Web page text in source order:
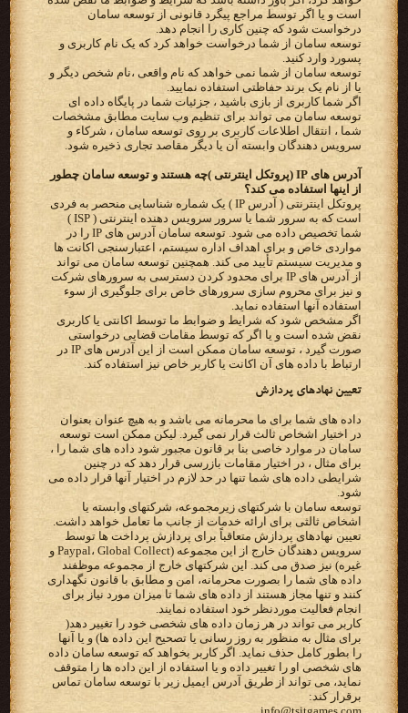
است و یا اگر توسط مراجع پیگرد قانونی از توسعه سامان
درخواست شود که چنین کاری را انجام دهد.
توسعه سامان از شما درخواست خواهد کرد که یک نام کاربری و
پسورد وارد کنید.
توسعه سامان از شما نمی خواهد که نام واقعی ،نام شخص دیگر و
یا از نام یک برند حفاظتی استفاده نمایید.
اگر شما کاربری از بازی باشید ، جزئیات شما در پایگاه داده ای
توسعه سامان می تواند برای تنظیم وب سایت مطابق مشخصات
شما ، انتقال اطلاعات کاربری بر روی توسعه سامان ، شرکاء و
سرویس دهندگان وابسته آن یا دیگر مقاصد تجاری ذخیره شود.
آدرس های IP (پروتکل اینترنتی )چه هستند و توسعه سامان چطور
از اینها استفاده می کند؟
پروتکل اینترنتی ( آدرس IP ) یک شماره شناسایی منحصر به فردی
است که به سرور شما یا سرور سرویس دهنده اینترنتی ( ISP )
شما تخصیص داده می شود. توسعه سامان آدرس های IP را در
مواردی خاص و برای اهداف اداره سیستم، اعتبارسنجی اکانت ها
و مدیریت سیستم تأیید می کند. همچنین توسعه سامان می تواند
از آدرس های IP برای محدود کردن دسترسی به سرورهای شرکت
و نیز برای محروم سازی سرورهای خاص برای جلوگیری از سوء
استفاده آنها استفاده نماید.
اگر مشخص شود که شرایط و ضوابط ما توسط اکانتی یا کاربری
نقض شده است و یا اگر که توسط مقامات قضایی درخواستی
صورت گیرد ، توسعه سامان ممکن است از این آدرس های IP در
ارتباط با داده های آن اکانت یا کاربر خاص نیز استفاده کند.
تعیین نهادهای پردازش
داده های شما برای ما محرمانه می باشد و به هیچ عنوان بعنوان
در اختیار اشخاص ثالث قرار نمی گیرد. لیکن ممکن است توسعه
سامان در موارد خاصی بنا بر قانون مجبور شود داده های شما را ،
برای مثال ، در اختیار مقامات بازرسی قرار دهد که در چنین
شرایطی داده های شما تنها در حد لازم در اختیار آنها قرار داده می
شود.
توسعه سامان با شرکتهای زیرمجموعه، شرکتهای وابسته یا
اشخاص ثالثی برای ارائه خدمات از جانب ما تعامل خواهد داشت.
تعیین نهادهای پردازش متعاقباً برای پردازش پرداخت ها توسط
سرویس دهندگان خارج از این مجموعه (Paypal، Global Collect و
غیره) نیز صدق می کند. این شرکتهای خارج از مجموعه موظفند
داده های شما را بصورت محرمانه، امن و مطابق با قانون نگهداری
کنند و تنها مجاز هستند از داده های شما تا میزان مورد نیاز برای
انجام فعالیت موردنظر خود استفاده نمایند.
کاربر می تواند در هر زمان داده های شخصی خود را تغییر دهد(
برای مثال به منظور به روز رسانی یا تصحیح این داده ها) و یا آنها
را بطور کامل حذف نماید. اگر کاربر بخواهد که توسعه سامان داده
های شخصی او را تغییر داده و یا استفاده از این داده ها را متوقف
نماید، می تواند از طریق آدرس ایمیل زیر با توسعه سامان تماس
برقرار کند: